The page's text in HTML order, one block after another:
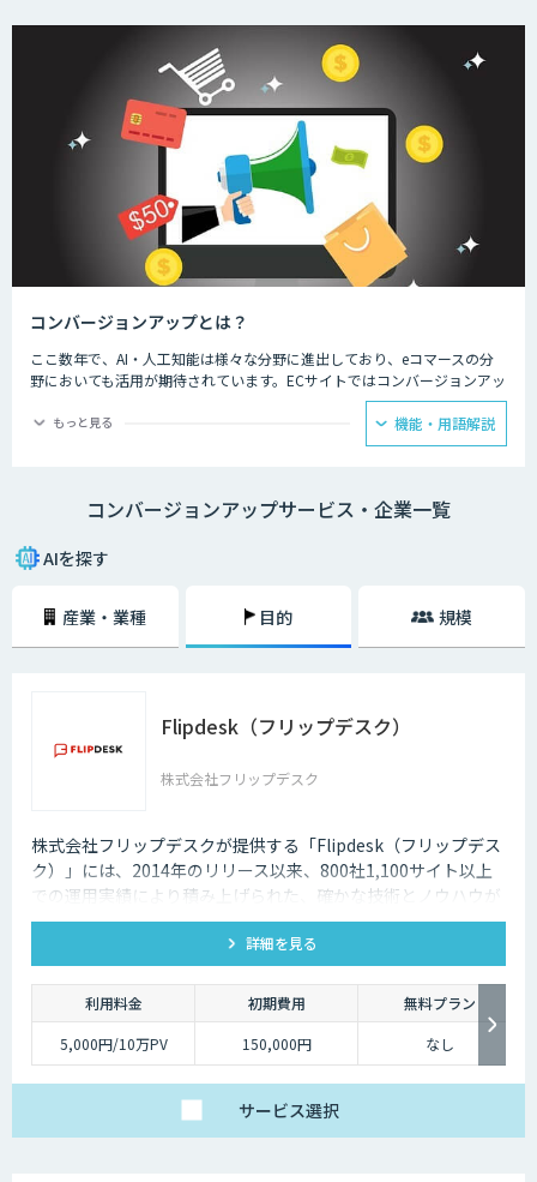
コンバージョンアップとは？
ここ数年で、AI・人工知能は様々な分野に進出しており、eコマースの分
野においても活用が期待されています。ECサイトではコンバージョンアッ
プのために、新しい顧客とのコミュニケーションや多様化するニーズへの
対応に、AI・人工知能の技術が活用されています。
「既にクーポンの自動表示を行っているが逆効果だという声もある」
このようなお悩みの声が数多く寄せられています。
お客様の行動履歴から1人ひとりのニーズを分析し、興味のある商品を最
もっと見る 機能・用語解説
コンバージョンアップサービス・企業一覧
AIを探す
産業・業種 目的 規模
Flipdesk（フリップデスク）
株式会社フリップデスク
株式会社フリップデスクが提供する「Flipdesk（フリップデス
ク）」には、2014年のリリース以来、800社1,100サイト以上
での運用実績により積み上げられた、確かな技術とノウハウが
あります。 機能の豊富さだけでなく、Web接客として質の高い
コンサルティングサービスを提供します。
詳細を見る
利用料金 初期費用
無料プラン
5,000円/10万PV
150,000円 なし
サービス選択